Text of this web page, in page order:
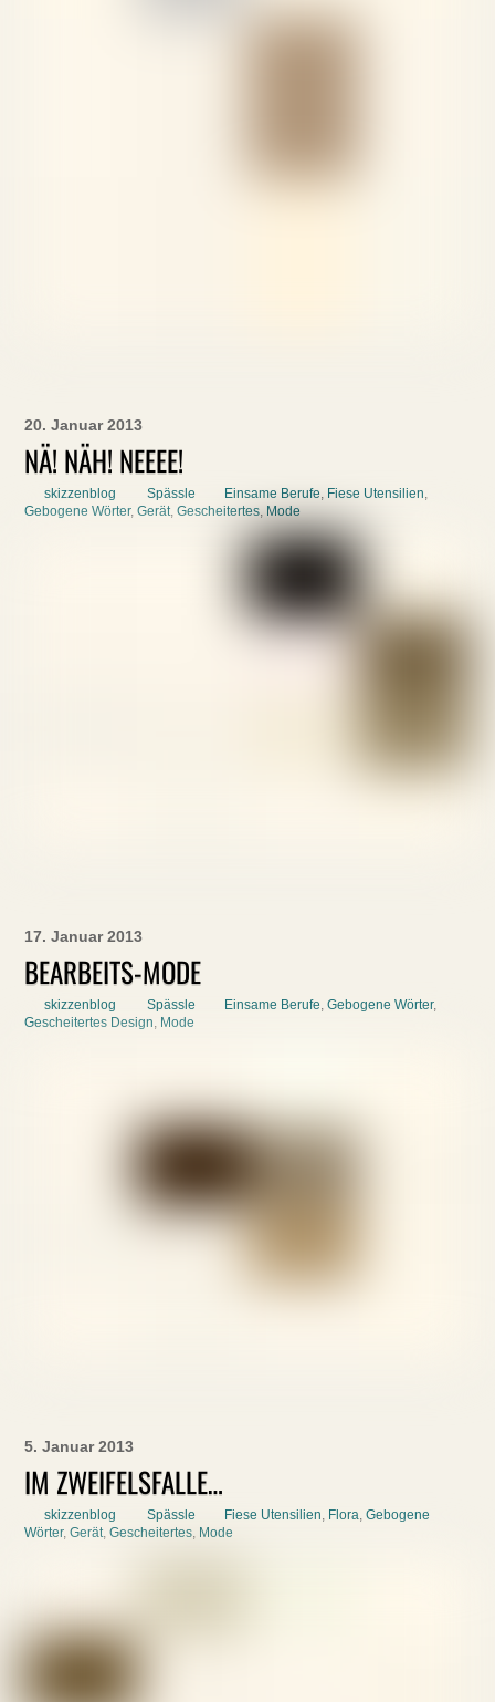
20. Januar 2013
NÄ! NÄH! NEEEE!
skizzenblog Spässle Einsame Berufe, Fiese Utensilien,
Gebogene Wörter,Gerät,Gescheitertes, Mode
17. Januar 2013
BEARBEITS-MODE
skizzenblog Spässle Einsame Berufe ,Gebogene Wörter,
Gescheitertes Design Mode
5. Januar 2013
IM ZWEIFELSFALLE…
skizzenblog Spässle Fiese Utensilien, Flora,Gebogene
Wörter,Gerät,Gescheitertes, Mode